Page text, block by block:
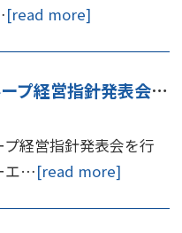
[read more]
ユーエスグループ経営指針発表会を行いました
経営指針発表会を行
エ…[read more]